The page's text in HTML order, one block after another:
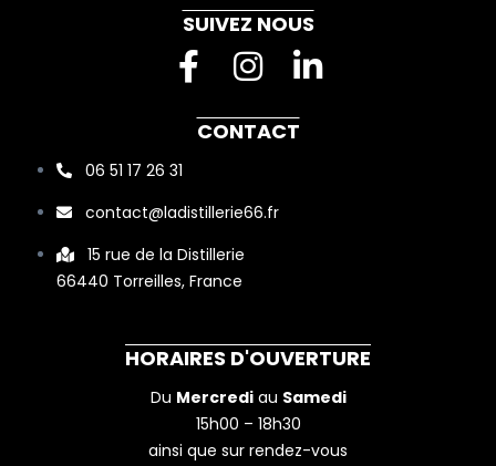
SUIVEZ NOUS
F
a
c
b
o
o
k
f
I
s
a
g
L
i
n
CONTACT
06 51 17 26 31
contact@ladistillerie66.fr
15 rue de la Distillerie
66440 Torreilles, France
HORAIRES D'OUVERTURE
Du Mercrediau Samedi
15h00 – 18h30
ainsi que sur rendez-vous